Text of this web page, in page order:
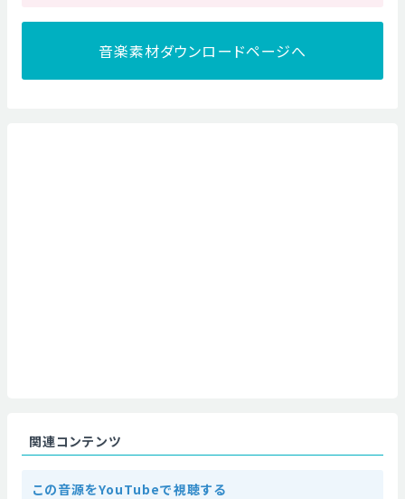
音楽素材ダウンロードページへ
関連コンテンツ
この音源をYouTubeで視聴する